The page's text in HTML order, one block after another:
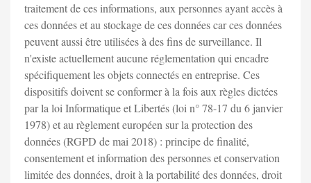
traitement de ces informations, aux personnes ayant accès à
ces données et au stockage de ces données car ces données
peuvent aussi être utilisées à des fins de surveillance. Il
n'existe actuellement aucune réglementation qui encadre
spécifiquement les objets connectés en entreprise. Ces
dispositifs doivent se conformer à la fois aux règles dictées
par la loi Informatique et Libertés (loi n° 78-17 du 6 janvier
1978) et au règlement européen sur la protection des
données (RGPD de mai 2018) : principe de finalité,
consentement et information des personnes et conservation
limitée des données, droit à la portabilité des données, droit